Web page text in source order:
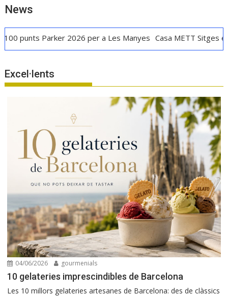
News
Parker 2026 per a Les Manyes Casa METT Sitges estrena
Excel·lents
04/06/2026 gourmenials
10 gelateries imprescindibles de Barcelona
Les 10 millors gelateries artesanes de Barcelona: des de clàssics